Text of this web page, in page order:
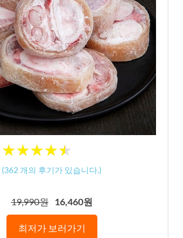
★★★★★
★★★★★
(362 개의 후기가 있습니다.)
19,990원 16,460원
최저가 보러가기